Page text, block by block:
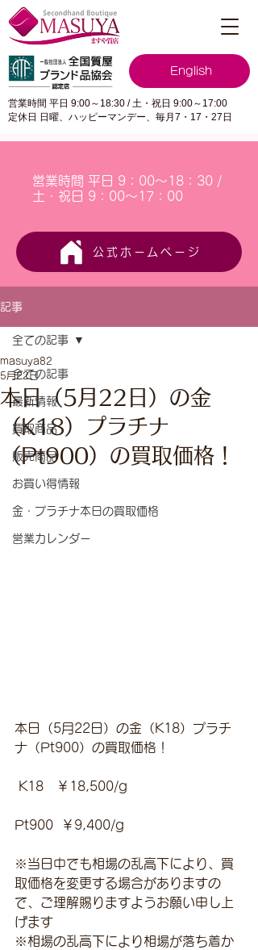
English
営業時間 平日 9:00～18:30 / 土・祝日 9:00～17:00
定休日 日曜、ハッピーマンデー、毎月7・17・27日
営業時間 平日 9：00～18：30 /
土・祝日 9：00～17：00
公式ホームページ
記事
全ての記事
最新情報
買取商品
販売商品
お買い得情報
金・プラチナ本日の買取価格
営業カレンダー
全ての記事
本日（5月22日）の金
（K18）プラチナ
（Pt900）の買取価格！
masuya82
5月22日
本日（5月22日）の金（K18）プラチ
ナ（Pt900）の買取価格！
K18　￥18,500/g
Pt900  ￥9,400/g
※当日中でも相場の乱高下により、買
取価格を変更する場合がありますの
で、ご理解賜りますようお願い申し上
げます
※相場の乱高下により相場が落ち着か